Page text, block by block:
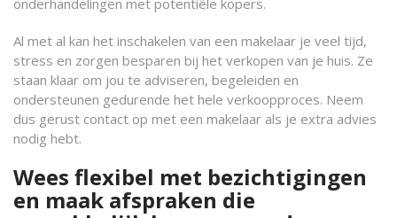
onderhandelingen met potentiële kopers.
Al met al kan het inschakelen van een makelaar je veel tijd,
stress en zorgen besparen bij het verkopen van je huis. Ze
staan klaar om jou te adviseren, begeleiden en
ondersteunen gedurende het hele verkoopproces. Neem
dus gerust contact op met een makelaar als je extra advies
nodig hebt.
Wees flexibel met bezichtigingen
en maak afspraken die